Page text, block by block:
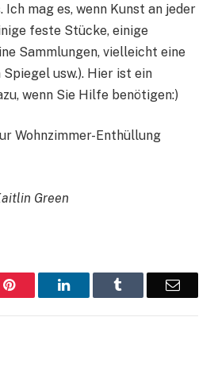
mag es, wenn Kunst an jeder
feste Stücke, einige
Sammlungen, vielleicht eine
usw.). Hier ist ein
wenn Sie Hilfe benötigen:)
Wohnzimmer-Enthüllung
Green
Pinterest LinkedIn Email